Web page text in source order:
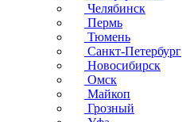
Челябинск
Пермь
Тюмень
Санкт-Петербург
Новосибирск
Омск
Майкоп
Грозный